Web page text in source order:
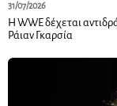
31/07/2026
Η WWE δέχεται
Ράιαν Γκαρσία